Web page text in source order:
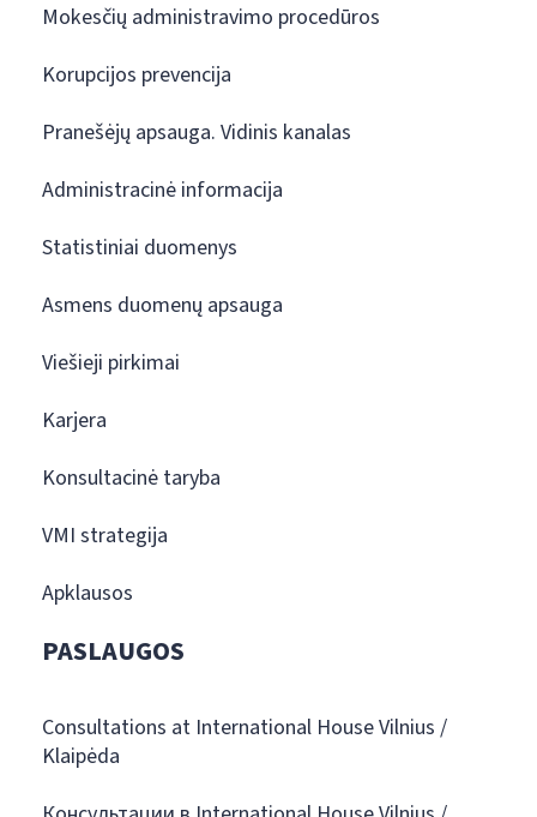
Mokesčių administravimo procedūros
Korupcijos prevencija
Pranešėjų apsauga. Vidinis kanalas
Administracinė informacija
Statistiniai duomenys
Asmens duomenų apsauga
Viešieji pirkimai
Karjera
Konsultacinė taryba
VMI strategija
Apklausos
PASLAUGOS
Consultations at International House Vilnius /
Klaipėda